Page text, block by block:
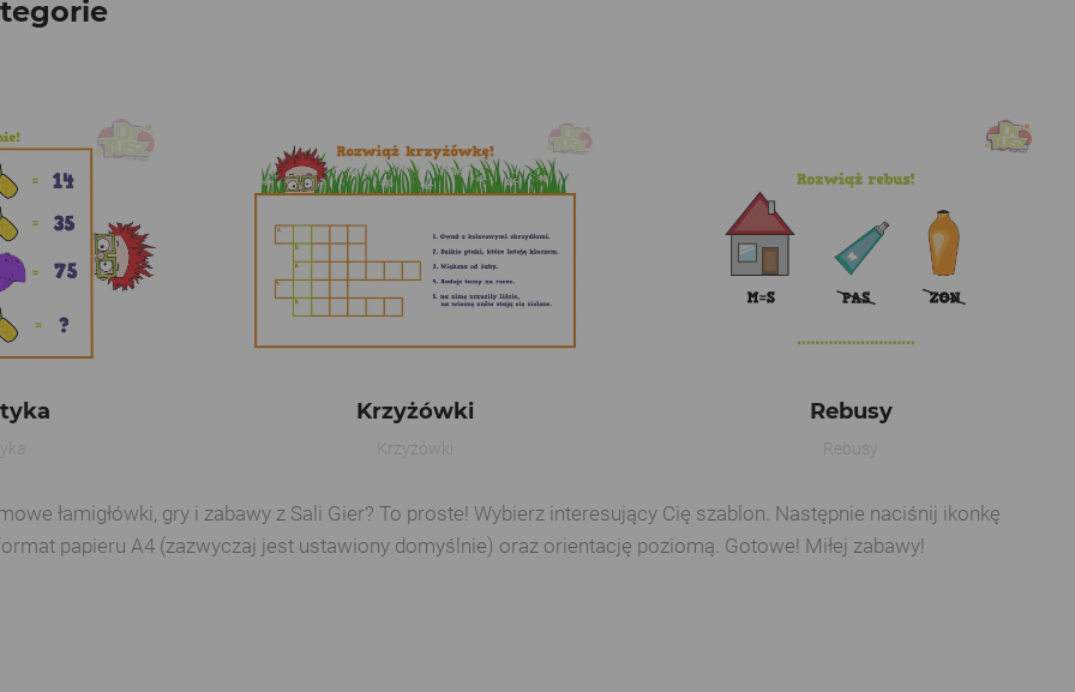
Krzyżówki
Krzyżówki
Rebusy
Rebusy
łamigłówki, gry i zabawy z Sali Gier? To proste! Wybierz interesujący Cię szablon. Następnie naciśnij ikonkę
papieru A4 (zazwyczaj jest ustawiony domyślnie) oraz orientację poziomą. Gotowe! Miłej zabawy!